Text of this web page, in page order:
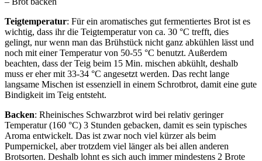
Teigtemperatur: Für ein aromatisches gut fermentiertes Brot ist es
wichtig, dass ihr die Teigtemperatur von ca. 30 °C trefft, dies
gelingt, nur wenn man das Brühstück nicht ganz abkühlen lässt und
noch mit einer Temperatur von 50-55 °C benutzt. Außerdem
beachten, dass der Teig beim 15 Min. mischen abkühlt, deshalb
muss er eher mit 33-34 °C angesetzt werden. Das recht lange
langsame Mischen ist essenziell in einem Schrotbrot, damit eine gute
Bindigkeit im Teig entsteht.
Backen: Rheinisches Schwarzbrot wird bei relativ geringer
Temperatur (160 °C) 3 Stunden gebacken, damit es sein typisches
Aroma entwickelt. Das ist zwar noch viel kürzer als beim
Pumpernickel, aber trotzdem viel länger als bei allen anderen
Brotsorten. Deshalb lohnt es sich auch immer mindestens 2 Brote